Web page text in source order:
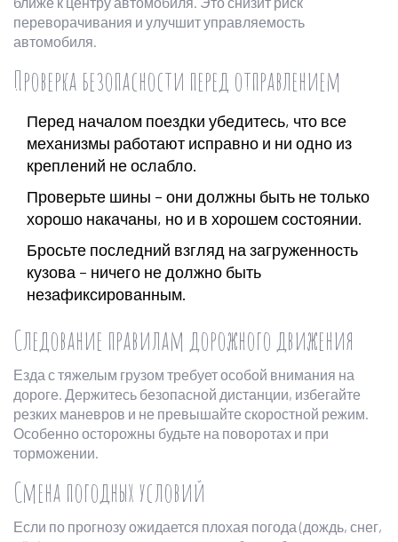
переворачивания и улучшит управляемость
автомобиля.
Проверка безопасности перед отправлением
Перед началом поездки убедитесь, что все
механизмы работают исправно и ни одно из
креплений не ослабло.
Проверьте шины – они должны быть не только
хорошо накачаны, но и в хорошем состоянии.
Бросьте последний взгляд на загруженность
кузова – ничего не должно быть
незафиксированным.
Следование правилам дорожного движения
Езда с тяжелым грузом требует особой внимания на
дороге. Держитесь безопасной дистанции, избегайте
резких маневров и не превышайте скоростной режим.
Особенно осторожны будьте на поворотах и при
торможении.
Смена погодных условий
Если по прогнозу ожидается плохая погода (дождь, снег,